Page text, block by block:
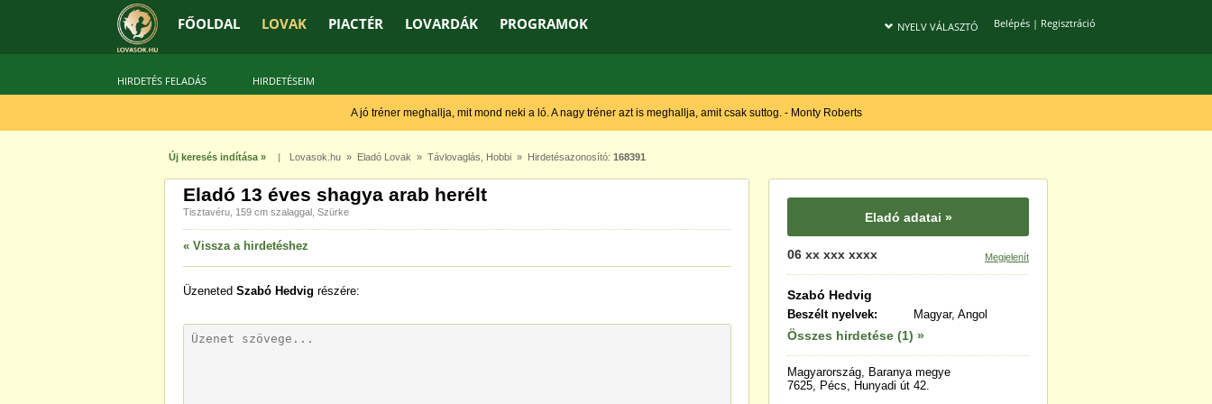
FŐOLDAL LOVAK PIACTÉR LOVARDÁK PROGRAMOK Belépés| Regisztráció
NYELV VÁLASZTÓ
HIRDETÉS FELADÁS HIRDETÉSEIM
A jó tréner meghallja, mit mond neki a ló. A nagy tréner azt is meghallja, amit csak suttog. - Monty Roberts
Új keresés indítása » | Lovasok.hu » Eladó Lovak » Távlovaglás Hobbi » Hirdetésazonosító: 168391
Eladó 13 éves shagya arab herélt
Tisztavéru, 159 cm szalaggal, Szürke
« Vissza a hirdetéshez
Üzeneted Szabó Hedvig részére:
Eladó adatai »
06 xx xxx xxxx Megjelenít
Szabó Hedvig
Beszélt nyelvek: Magyar, Angol
Összes hirdetése (1) »
Magyarország, Baranya megye
7625, Pécs, Hunyadi út 42.